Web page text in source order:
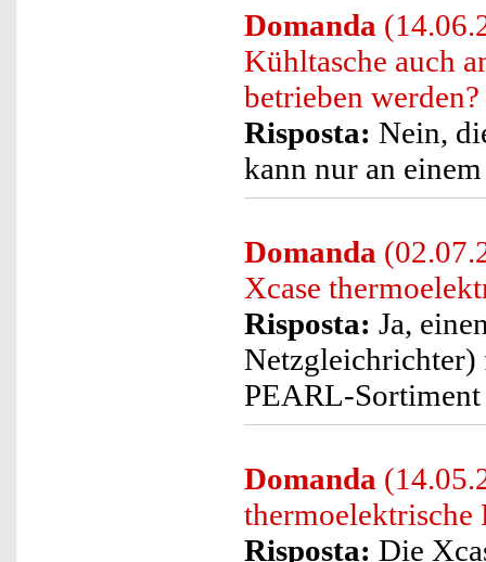
Domanda
Kühltasche auch
betrieben werden?
Risposta: Nein,
kann nur an
Domanda
Xcase
Risposta: Ja,
Netzgleichrichter)
PEARL-
Domanda
thermoelektrische
Risposta: Die